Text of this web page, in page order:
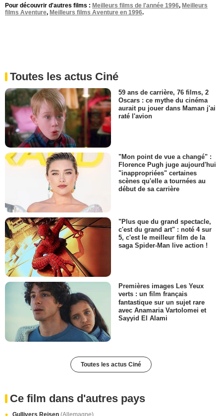
Pour découvrir d'autres films : Meilleurs films de l'année 1996, Meilleurs
films Aventure, Meilleurs films Aventure en 1996.
Toutes les actus Ciné
59 ans de carrière, 76 films, 2
Oscars : ce mythe du cinéma
aurait pu jouer dans Maman j'ai
raté l'avion
"Mon point de vue a changé" :
Florence Pugh juge aujourd'hui
"inappropriées" certaines
scènes qu'elle a tournées au
début de sa carrière
"Plus que du grand spectacle,
c'est du grand art" : noté 4 sur
5, c'est le meilleur film de la
saga Spider-Man live action !
Premières images Les Yeux
verts : un film français
fantastique sur un sujet rare
avec Anamaria Vartolomei et
Sayyid El Alami
Toutes les actus Ciné
Ce film dans d'autres pays
Gullivers Reisen (Allemagne)